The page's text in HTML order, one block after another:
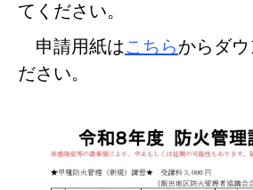
てください。
申請用紙はこちらからダウ
ださい。